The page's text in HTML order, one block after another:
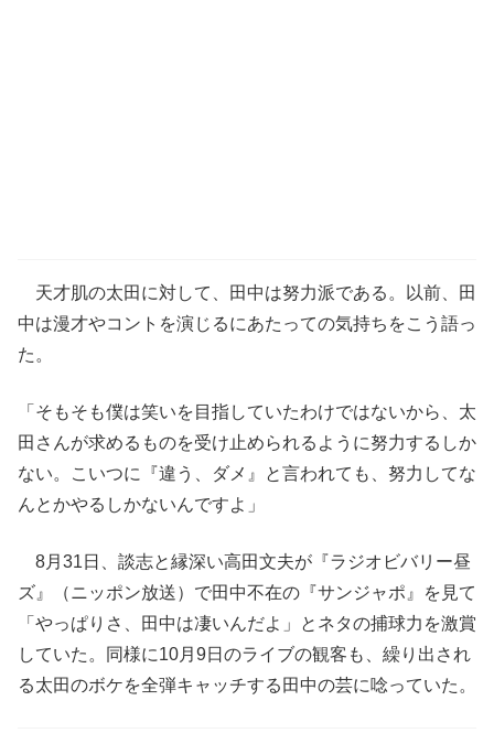
天才肌の太田に対して、田中は努力派である。以前、田
中は漫才やコントを演じるにあたっての気持ちをこう語っ
た。
「そもそも僕は笑いを目指していたわけではないから、太
田さんが求めるものを受け止められるように努力するしか
ない。こいつに『違う、ダメ』と言われても、努力してな
んとかやるしかないんですよ」
8月31日、談志と縁深い高田文夫が『ラジオビバリー昼
ズ』（ニッポン放送）で田中不在の『サンジャポ』を見て
「やっぱりさ、田中は凄いんだよ」とネタの捕球力を激賞
していた。同様に10月9日のライブの観客も、繰り出され
る太田のボケを全弾キャッチする田中の芸に唸っていた。